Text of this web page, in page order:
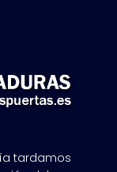
tardamos